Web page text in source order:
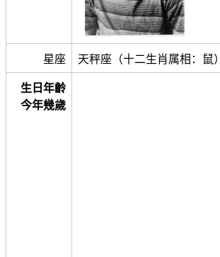
星座 天秤座（十二生肖属相：鼠）
生日年齡
今年幾歲